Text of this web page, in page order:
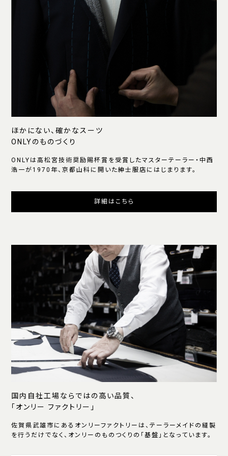
ほかにない、確かなスーツ
ONLYのものづくり
ONLYは高松宮技術奨励賜杯賞を受賞したマスターテーラー・中西
浩一が1970年、京都山科に開いた紳士服店にはじまります。
詳細はこちら
国内自社工場ならではの高い品質、
「オンリー ファクトリー」
佐賀県武雄市にあるオンリーファクトリーは、テーラーメイドの縫製
を行うだけでなく、オンリーのものつくりの「基盤」となっています。